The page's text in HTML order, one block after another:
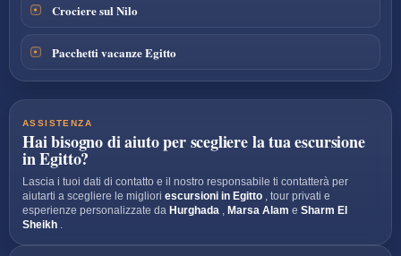
Crociere sul Nilo
Pacchetti vacanze Egitto
ASSISTENZA
Hai bisogno di aiuto per scegliere la tua escursione
in Egitto?
Lascia i tuoi dati di contatto e il nostro responsabile ti contatterà per
aiutarti a scegliere le migliori escursioni in Egitto
, tour privati e
esperienze personalizzate da Hurghada Marsa Alam e Sharm El
Sheikh